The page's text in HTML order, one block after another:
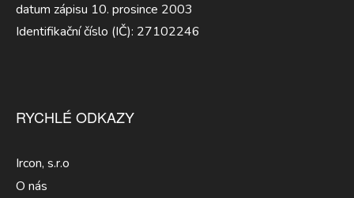
datum zápisu 10. prosince 2003
Identifikační číslo (IČ): 27102246
RYCHLÉ ODKAZY
Ircon, s.r.o
O nás